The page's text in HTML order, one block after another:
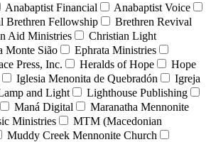
Anabaptist Financial
Anabaptist Voice
Brethren Fellowship
Brethren Revival
Aid Ministries
Christian Light
Monte Sião
Ephrata Ministries
Press, Inc. Heralds of Hope
Hope
Iglesia Menonita de Quebradón
Igreja
and Light
Lighthouse Publishing
Maná Digital
Maranatha Mennonite
Ministries
MTM (Macedonian
Muddy Creek Mennonite Church